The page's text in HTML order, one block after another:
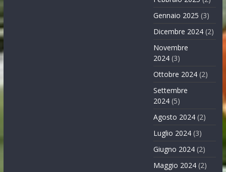
Gennaio 2025 (3)
Dicembre 2024 (2)
Novembre
2024 (3)
Ottobre 2024 (2)
Settembre
2024 (5)
Agosto 2024 (2)
Luglio 2024 (3)
Giugno 2024 (2)
Maggio 2024 (2)